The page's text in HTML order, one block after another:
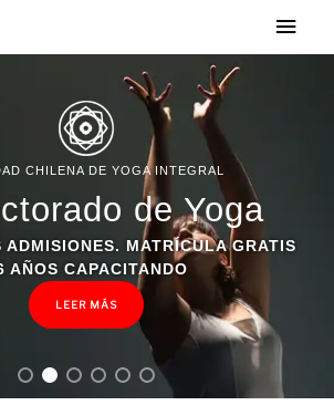
CHILENA DE YOGA INTEGRAL
de Yoga
MATRÍCULA GRATIS
AÑOS CAPACITANDO
LEER MÁS